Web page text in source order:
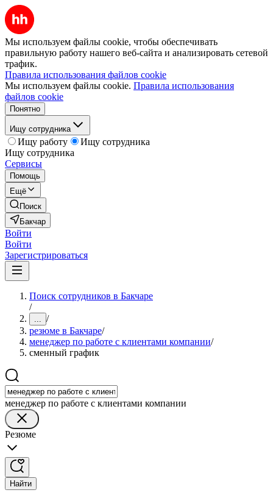
Мы используем файлы cookie, чтобы обеспечивать
правильную работу нашего веб-сайта и анализировать сетевой
трафик.
Правила использования файлов cookie
Мы используем файлы cookie. Правила использования
файлов cookie
Понятно
Ищу сотрудника
Ищу работу
Ищу сотрудника
Ищу сотрудника
Сервисы
Помощь
Ещё
Поиск
Бакчар
Войти
Войти
Зарегистрироваться
Поиск сотрудников в Бакчаре
/
... /
резюме в Бакчаре/
менеджер по работе с клиентами компании/
сменный график
менеджер по работе с клиентами компании
Резюме
Найти